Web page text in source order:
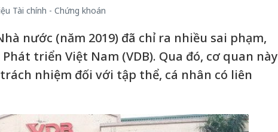
Tài chính - Chứng khoán
nước (năm 2019) đã chỉ ra nhiều sai phạm,
triển Việt Nam (VDB). Qua đó, cơ quan này
nhiệm đối với tập thể, cá nhân có liên